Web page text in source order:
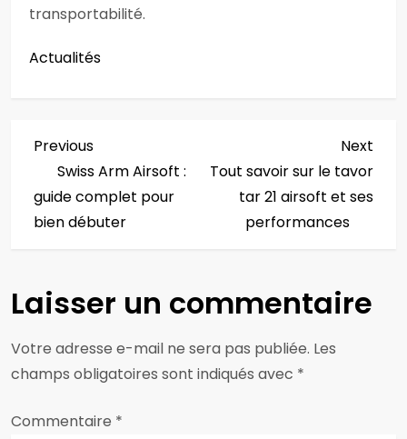
transportabilité.
Actualités
N
a
v
g
a
t
Previous
Post
Previous
Swiss Arm Airsoft :
guide complet pour
bien débuter
Post
Next
Tout savoir sur le tavor
tar 21 airsoft et ses
performances
Laisser un commentaire
Votre adresse e-mail ne sera pas publiée. Les
champs obligatoires sont indiqués avec *
Commentaire *